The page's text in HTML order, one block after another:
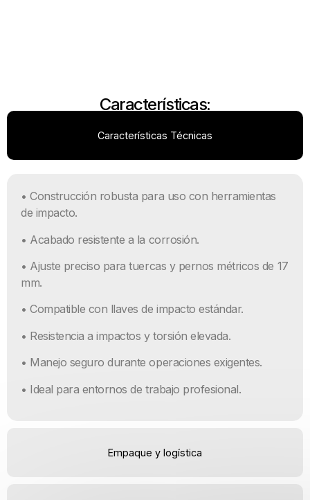
Características:
Características Técnicas
Empaque y logística
• Construcción robusta para uso con herramientas
de impacto.
• Acabado resistente a la corrosión.
• Ajuste preciso para tuercas y pernos métricos de 17
mm.
• Compatible con llaves de impacto estándar.
• Resistencia a impactos y torsión elevada.
• Manejo seguro durante operaciones exigentes.
• Ideal para entornos de trabajo profesional.